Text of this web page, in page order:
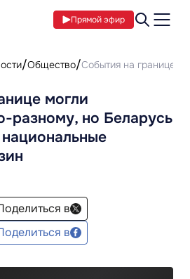
Прямой эфир
Общество События на границе
могли
разному, но Беларусь
в
в